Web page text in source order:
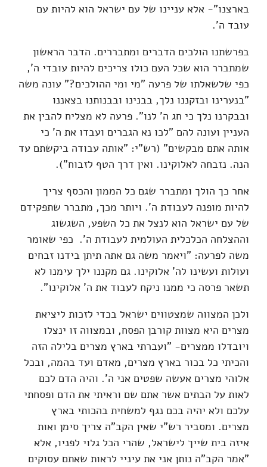
בארצנו"- אלא עניינו של עם ישראל הוא להיות עם
עובד ה'.
בפרשתנו הולכים הדברים ומתבררים. הדבר הראשון
שמתברר הוא שכל העם כולו צריכים להיות עובדי ה',
כפי שלשאלתו של פרעה "מי ומי ההולכים?" עונה משה
"בנערינו ובזקננו נלך, בבנינו ובבנותנו בצאננו
ובבקרנו נלך כי חג ה' לנו". פרעה לא מצליח להבין את
העניין ועונה להם "לכו נא הגברים ועבדו את ה' כי
אותה אתם מבקשים" (רש"י: "אותה עבודה ביקשתם עד
הנה. נזבחה לאלוקינו. ואין דרך הטף לזבוח").
אחר כך הולך ומתברר שגם כל הממון והכסף צריך
להיות מופנה לעבודת ה'. ויותר מכך, מתברר שתפקידם
של עם ישראל הוא לנצל את כל השפע, השגשוג
וההצלחה הכלכלית העולמית לעבודת ה'. כפי שאומר
משה לפרעה: "ויאמר משה גם אתה תיתן בידנו זבחים
ועולות ועשינו לה' אלוקינו. גם מקננו ילך עימנו לא
תשאר פרסה כי ממנו ניקח לעבוד את ה' אלוקינו".
ולכן המצווה שמצטווים ישראל בכדי לזכות ליציאת
מצרים היא מצוות קורבן הפסח, ובמצווה זו ינצלו
ויובדלו ממצרים- "ועברתי בארץ מצרים בלילה הזה
והכיתי כל בכור בארץ מצרים, מאדם ועד בהמה, ובכל
אלוהי מצרים אעשה שפטים אני ה'. והיה הדם לכם
לאות על הבתים אשר אתם שם וראיתי את הדם ופסחתי
עלכם ולא יהיה בכם נגף למשחית בהכותי בארץ
מצרים. ומסביר רש"י שאין הקב"ה צריך סימן ואות
איזה בית שייך לישראל, שהרי הכל גלוי לפניו, אלא
"אמר הקב"ה נותן אני את עיניי לראות שאתם עסוקים